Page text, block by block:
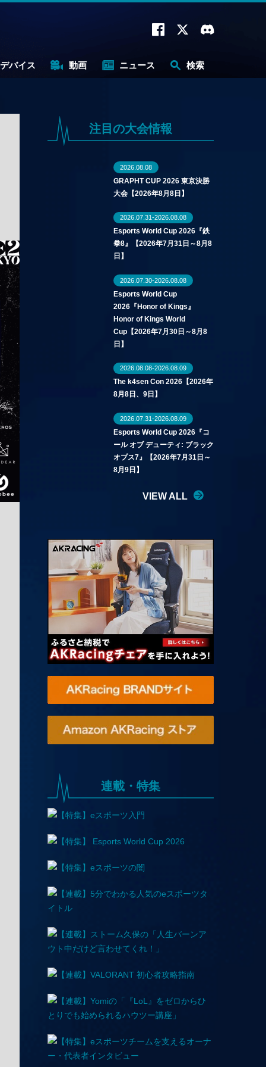
デバイス 動画 ニュース 検索
注目の大会情報
2026.08.08
GRAPHT CUP 2026 東京決勝
大会【2026年8月8日】
2026.07.31-2026.08.08
Esports World Cup 2026『鉄
拳8』【2026年7月31日～8月8
日】
2026.07.30-2026.08.08
Esports World Cup
2026『Honor of Kings』
Honor of Kings World
Cup【2026年7月30日～8月8
日】
2026.08.08-2026.08.09
The k4sen Con 2026【2026年
8月8日、9日】
2026.07.31-2026.08.09
Esports World Cup 2026『コ
ール オブ デューティ: ブラック
オプス7』【2026年7月31日～
8月9日】
VIEW ALL
連載・特集